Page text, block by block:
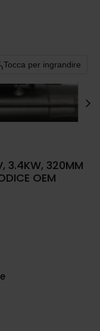
Tocca per ingrandire
3.4KW, 320MM
OEM